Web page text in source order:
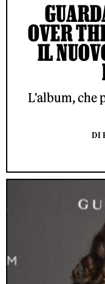
OVER
IL
L'album, che
DI